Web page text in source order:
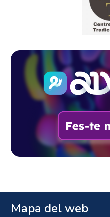
Mapa del web